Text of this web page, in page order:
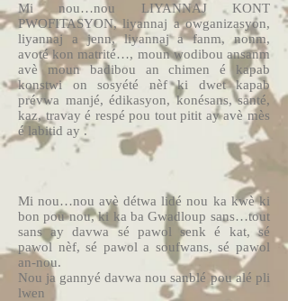
Mi nou…nou LIYANNAJ KONT
PWOFITASYON, liyannaj a owganizasyon,
liyannaj a jenn, liyannaj a fanm, nonm,
avoté kon matrité…, moun wodibou ansanm
avè moun badibou an chimen é kapab
konstwi on sosyété nèf ki dwet kapab
prévwa manjé, édikasyon, konésans, santé,
kaz, travay é respé pou tout pitit ay avè mès
é labitid ay .
Mi nou…nou avè détwa lidé nou ka kwè ki
bon pou nou, ki ka ba Gwadloup sans…tout
sans ay davwa sé pawol senk é kat, sé
pawol nèf, sé pawol a soufwans, sé pawol
an-nou.
Nou ja gannyé davwa nou sanblé pou alé pli
lwen